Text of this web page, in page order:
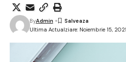
Ultima Actualziare: Noiembrie 15,
ByAdmin